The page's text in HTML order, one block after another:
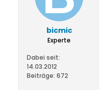
bicmic
Experte
Dabei seit:
14.03.2012
Beiträge: 672